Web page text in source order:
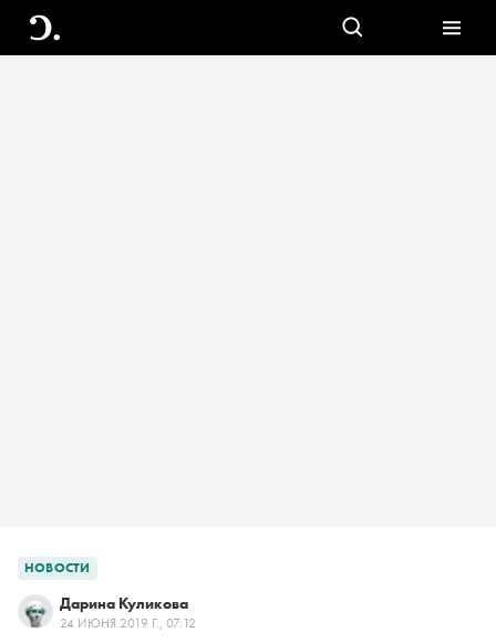
НОВОСТИ
Дарина Куликова
24 ИЮНЯ 2019 Г., 07:12